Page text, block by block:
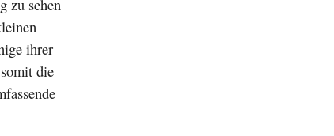
zu sehen
ihrer
die